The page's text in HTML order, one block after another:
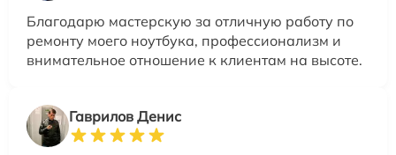
Благодарю мастерскую за отличную работу по
ремонту моего ноутбука, профессионализм и
внимательное отношение к клиентам на высоте.
Гаврилов Денис